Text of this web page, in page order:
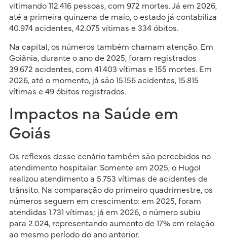
vitimando 112.416 pessoas, com 972 mortes. Já em 2026,
até a primeira quinzena de maio, o estado já contabiliza
40.974 acidentes, 42.075 vítimas e 334 óbitos.
Na capital, os números também chamam atenção. Em
Goiânia, durante o ano de 2025, foram registrados
39.672 acidentes, com 41.403 vítimas e 155 mortes. Em
2026, até o momento, já são 15.156 acidentes, 15.815
vítimas e 49 óbitos registrados.
Impactos na Saúde em
Goiás
Os reflexos desse cenário também são percebidos no
atendimento hospitalar. Somente em 2025, o Hugol
realizou atendimento a 5.753 vítimas de acidentes de
trânsito. Na comparação do primeiro quadrimestre, os
números seguem em crescimento: em 2025, foram
atendidas 1.731 vítimas; já em 2026, o número subiu
para 2.024, representando aumento de 17% em relação
ao mesmo período do ano anterior.